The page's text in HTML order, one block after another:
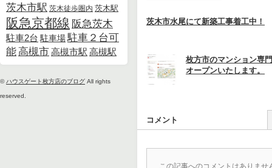
茨木市駅 茨木徒歩圏内 茨木駅
阪急京都線 阪急茨木
駐車2台 駐車場駐車２台可
能高槻市高槻市駅 高槻駅
©ハウスゲート枚方店のブログ All rights
reserved.
茨木市水尾にて新築工事着工中！
枚方市のマンション専
オープンいたします。
コメント